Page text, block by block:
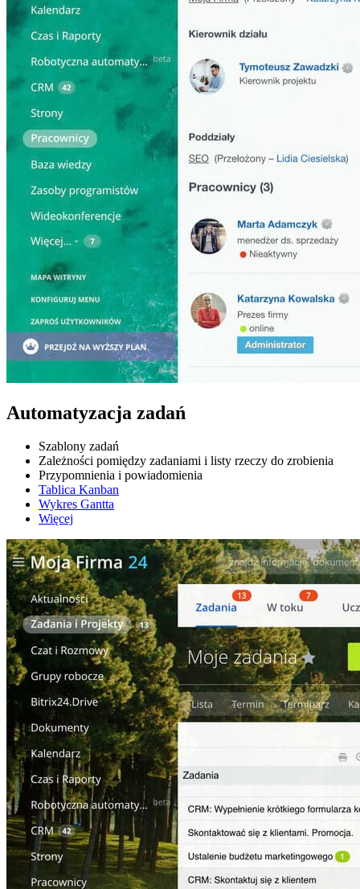
Automatyzacja zadań
Szablony zadań
Zależności pomiędzy zadaniami i listy rzeczy do zrobienia
Przypomnienia i powiadomienia
Tablica Kanban
Wykres Gantta
Więcej